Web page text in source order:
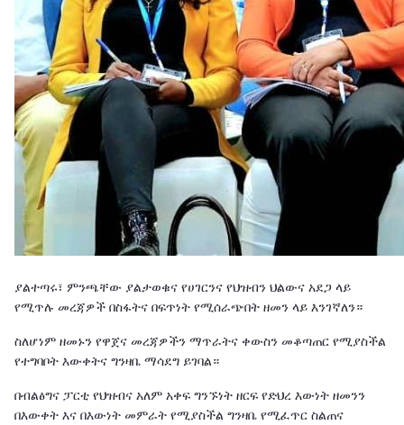
ያልተጣሩ፣ ምንጫቸው ያልታወቁና የሀገርንና የህዝብን ህልውና አደጋ ላይ
የሚጥሉ መረጃዎች በስፋትና በፍጥነት የሚሰራጭበት ዘመን ላይ እንገኛለን።
ስለሆነም ዘመኑን የዋጀና መረጃዎችን ማጥራትና ቀውስን መቆጣጠር የሚያስችል
የተግባቦት እውቀትና ግንዛቤ ማሳደግ ይገባል።
በብልፅግና ፓርቲ የህዝብና አለም አቀፍ ግንኙነት ዘርፍ የድህረ እውነት ዘመንን
በእውቀት እና በእውነት መምራት የሚያስችል ግንዛቤ የሚፈጥር ስልጠና